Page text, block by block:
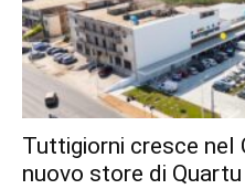
Tuttigiorni cresce nel
nuovo store di Quartu